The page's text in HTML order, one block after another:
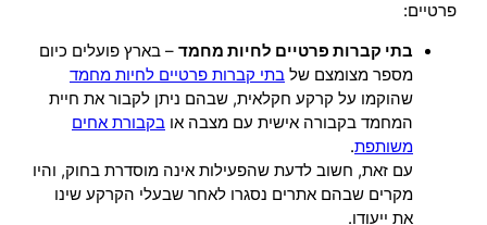
פרטיים:
בתי קברות פרטיים לחיות מחמד – בארץ פועלים כיום
מספר מצומצם של בתי קברות פרטיים לחיות מחמד
שהוקמו על קרקע חקלאית, שבהם ניתן לקבור את חיית
המחמד בקבורה אישית עם מצבה או בקבורת אחים
משותפת.
עם זאת, חשוב לדעת שהפעילות אינה מוסדרת בחוק, והיו
מקרים שבהם אתרים נסגרו לאחר שבעלי הקרקע שינו
את ייעודו.